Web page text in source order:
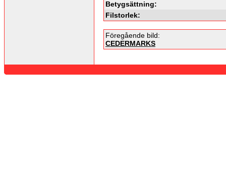
Betygsättning:
Filstorlek:
Föregående bild:
CEDERMARKS